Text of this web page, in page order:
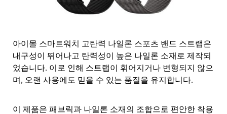
아이몰 스마트워치 고탄력 나일론 스포츠 밴드 스트랩은
내구성이 뛰어나고 탄력성이 높은 나일론 소재로 제작되
었습니다. 이로 인해 스트랩이 휘어지거나 변형되지 않으
며, 오랜 사용에도 믿을 수 있는 품질을 유지합니다.
이 제품은 패브릭과 나일론 소재의 조합으로 편안한 착용